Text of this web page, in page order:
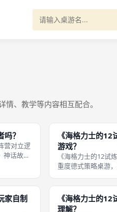
、教学等内容相互配合。
？
营对立逻
神话故
《海格力士的
游戏？
《海格力士的12试
重度德式策略桌游
大核心板块，游玩
是成都桌游聚会中
家自制
《海格力士的
理解？